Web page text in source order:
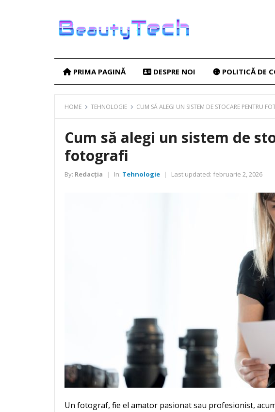
PRIMA PAGINĂ DESPRE NOI POLITICĂ DE
HOME TEHNOLOGIE CUM SĂ ALEGI UN SISTEM DE STOCARE PENTRU
Cum să alegi un sistem de
fotografi
By: Redacția | In: Tehnologie | Last updated: februarie 2, 2026
Un fotograf, fie el amator pasionat sau profesionist,